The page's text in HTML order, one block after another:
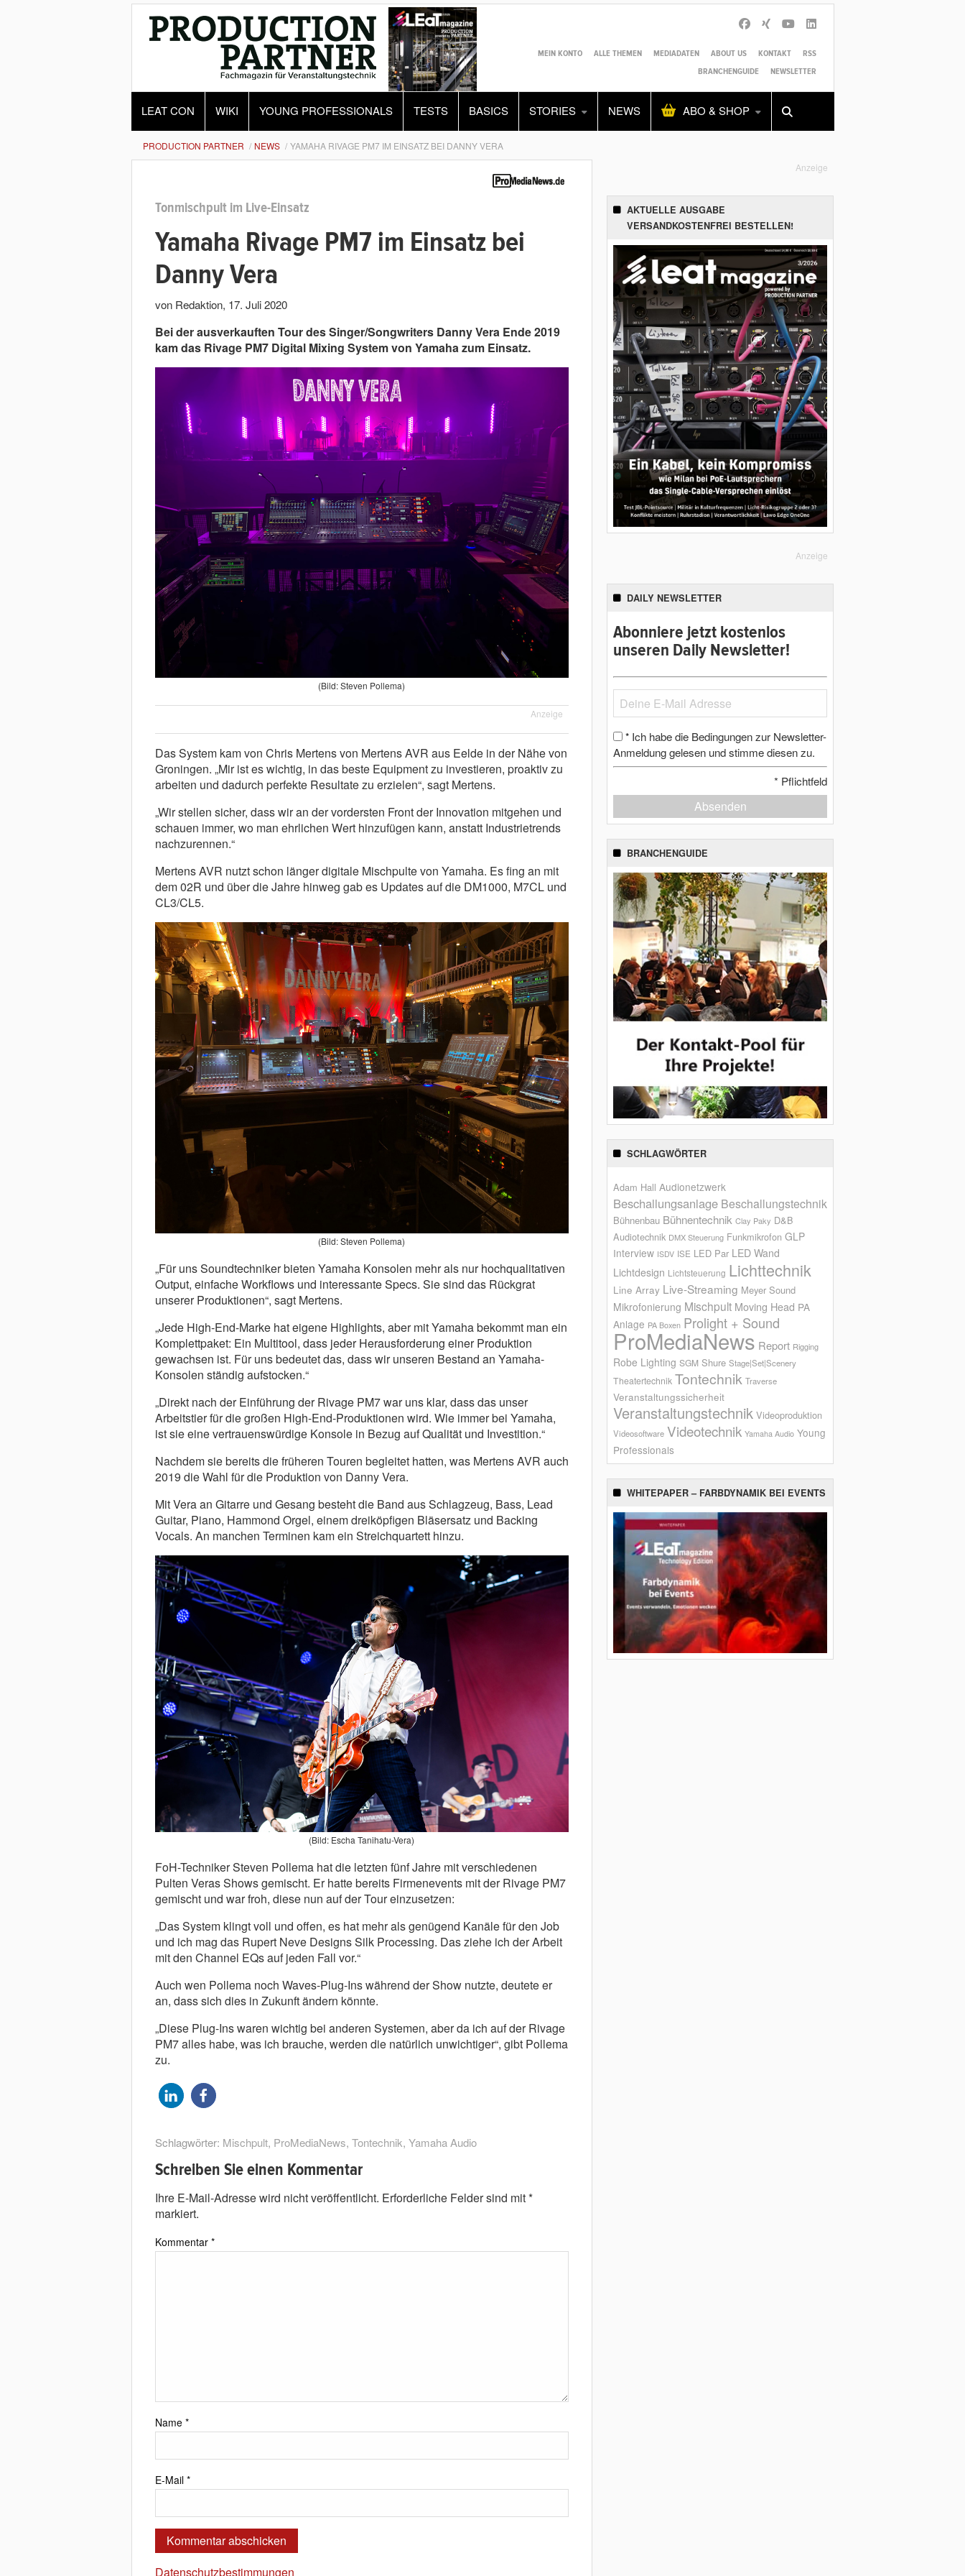
MEIN KONTO ALLE THEMEN MEDIADATEN ABOUT US KONTAKT
RSS
BRANCHENGUIDE
NEWSLETTER
LEAT CON WIKI YOUNG PROFESSIONALS TESTS BASICS STORIES NEWS ABO & SHOP
Alles Shop SUCHEN
PRODUCTION PARTNER NEWS YAMAHA RIVAGE PM7 IM EINSATZ BEI DANNY VERA
Tonmischpult im Live-Einsatz
Yamaha Rivage PM7 im Einsatz bei
Danny Vera
von Redaktion, 17. Juli 2020
Bei der ausverkauften Tour des Singer/Songwriters Danny Vera Ende 2019
kam das Rivage PM7 Digital Mixing System von Yamaha zum Einsatz.
(Bild: Steven Pollema)
Anzeige
Das System kam von Chris Mertens von Mertens AVR aus Eelde in der Nähe von
Groningen. „Mir ist es wichtig, in das beste Equipment zu investieren, proaktiv zu
arbeiten und dadurch perfekte Resultate zu erzielen“, sagt Mertens.
„Wir stellen sicher, dass wir an der vordersten Front der Innovation mitgehen und
schauen immer, wo man ehrlichen Wert hinzufügen kann, anstatt Industrietrends
nachzurennen.“
Mertens AVR nutzt schon länger digitale Mischpulte von Yamaha. Es fing an mit
dem 02R und über die Jahre hinweg gab es Updates auf die DM1000, M7CL und
CL3/CL5.
(Bild: Steven Pollema)
„Für uns Soundtechniker bieten Yamaha Konsolen mehr als nur hochqualitativen
Output, einfache Workflows und interessante Specs. Sie sind das Rückgrat
unserer Produktionen“, sagt Mertens.
„Jede High-End-Marke hat eigene Highlights, aber mit Yamaha bekommt man ein
Komplettpaket: Ein Multitool, dass jeder Herausforderung einer Produktion
gewachsen ist. Für uns bedeutet das, dass wir unseren Bestand an Yamaha-
Konsolen ständig aufstocken.“
„Direkt nach der Einführung der Rivage PM7 war uns klar, dass das unser
Arbeitstier für die großen High-End-Produktionen wird. Wie immer bei Yamaha,
ist sie eine vertrauenswürdige Konsole in Bezug auf Qualität und Investition.“
Nachdem sie bereits die früheren Touren begleitet hatten, was Mertens AVR auch
2019 die Wahl für die Produktion von Danny Vera.
Mit Vera an Gitarre und Gesang besteht die Band aus Schlagzeug, Bass, Lead
Guitar, Piano, Hammond Orgel, einem dreiköpfigen Bläsersatz und Backing
Vocals. An manchen Terminen kam ein Streichquartett hinzu.
(Bild: Escha Tanihatu-Vera)
FoH-Techniker Steven Pollema hat die letzten fünf Jahre mit verschiedenen
Pulten Veras Shows gemischt. Er hatte bereits Firmenevents mit der Rivage PM7
gemischt und war froh, diese nun auf der Tour einzusetzen:
„Das System klingt voll und offen, es hat mehr als genügend Kanäle für den Job
und ich mag das Rupert Neve Designs Silk Processing. Das ziehe ich der Arbeit
mit den Channel EQs auf jeden Fall vor.“
Auch wen Pollema noch Waves-Plug-Ins während der Show nutzte, deutete er
an, dass sich dies in Zukunft ändern könnte.
„Diese Plug-Ins waren wichtig bei anderen Systemen, aber da ich auf der Rivage
PM7 alles habe, was ich brauche, werden die natürlich unwichtiger“, gibt Pollema
zu.
Schlagwörter: Mischpult, ProMediaNews, Tontechnik, Yamaha Audio
Schreiben Sie einen Kommentar
Ihre E-Mail-Adresse wird nicht veröffentlicht. Erforderliche Felder sind mit*
markiert.
Kommentar *
Name *
E-Mail *
Datenschutzbestimmungen
Anzeige
AKTUELLE AUSGABE
VERSANDKOSTENFREI BESTELLEN!
Anzeige
DAILY NEWSLETTER
Abonniere jetzt kostenlos
unseren Daily Newsletter!
* Ich habe die Bedingungen zur Newsletter-
Anmeldung gelesen und stimme diesen zu.
* Pflichtfeld
Absenden
BRANCHENGUIDE
SCHLAGWÖRTER
Adam Hall Audionetzwerk
Beschallungsanlage Beschallungstechnik
Bühnenbau Bühnentechnik Clay Paky D&B
Audiotechnik DMX Steuerung Funkmikrofon GLP
Interview ISDV ISE LED Par LED Wand
Lichtdesign Lichtsteuerung Lichttechnik
Line Array Live-Streaming Meyer Sound
Mikrofonierung Mischpult Moving Head PA
Anlage PA Boxen Prolight + Sound
ProMediaNews Report Rigging
Robe Lighting SGM Shure Stage|Set|Scenery
Theatertechnik Tontechnik Traverse
Veranstaltungssicherheit
Veranstaltungstechnik Videoproduktion
Videosoftware Videotechnik Yamaha Audio Young
Professionals
WHITEPAPER – FARBDYNAMIK BEI EVENTS